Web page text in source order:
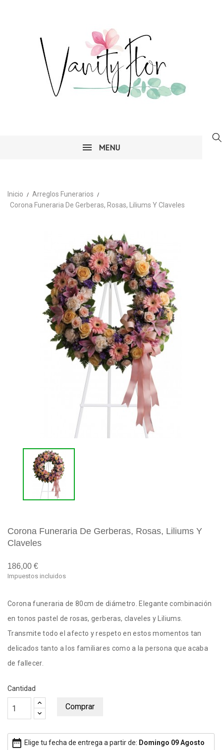
MENU
Inicio
Arreglos Funerarios
Corona Funeraria De Gerberas, Rosas, Liliums Y Claveles
Corona Funeraria De Gerberas, Rosas, Liliums Y
Claveles
186,00 €
Impuestos incluidos
Corona funeraria de 80cm de diámetro. Elegante combinación
en tonos pastel de rosas, gerberas, claveles y Liliums.
Transmite todo el afecto y respeto en estos momentos tan
delicados tanto a los familiares como a la persona que acaba
de fallecer.
Cantidad
Comprar
date_range Elige tu fecha de entrega a partir de: Domingo 09 Agosto